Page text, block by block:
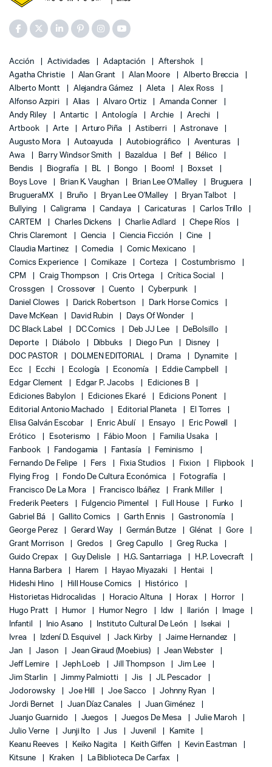
Acción Actividades Adaptación
Aftershok
Agatha Christie
Alan Grant Alan Moore
Alberto Breccia
Alberto Montt
Alejandra Gámez Aleta
Alex Ross
Alfonso Azpiri
Alias Alvaro Ortiz
Amanda Conner
Andy Riley
Antartic Antología Archie
Arechi
Artbook
Arte Arturo Piña Astiberri
Astronave
Augusto Mora
Autoayuda Autobiográfico
Aventuras
Awa
Barry Windsor Smith Bazaldua Bef
Bélico
Bendis
Biografía BL Bongo Boom!
Boxset
Boys Love
Brian K. Vaughan Brian Lee O'Malley
Bruguera
BrugueraMX
Bruño Bryan Lee O'Malley
Bryan Talbot
Bullying
Caligrama Candaya Caricaturas
Carlos Trillo
CARTEM
Charles Dickens Charlie Adlard
Chepe Ríos
Chris Claremont
Ciencia Ciencia Ficción
Cine
Claudia Martinez
Comedia
Comic Mexicano
Comics Experience
Comikaze Corteza
Costumbrismo
CPM
Craig Thompson Cris Ortega
Crítica Social
Crossgen
Crossover Cuento
Cyberpunk
Daniel Clowes
Darick Robertson
Dark Horse Comics
Dave McKean
David Rubin
Days Of Wonder
DC Black Label
DC Comics Deb JJ Lee
DeBolsillo
Deporte
Diábolo Dibbuks Diego Pun
Disney
DOC PASTOR
DOLMEN EDITORIAL Drama
Dynamite
Ecc
Ecchi Ecología Economía
Eddie Campbell
Edgar Clement
Edgar P. Jacobs
Ediciones B
Ediciones Babylon
Ediciones Ekaré
Edicions Ponent
Editorial Antonio Machado
Editorial Planeta
El Torres
Elisa Galván Escobar
Enric Abulí Ensayo
Eric Powell
Erótico
Esoterismo Fábio Moon
Familia Usaka
Fanbook
Fandogamia Fantasía
Feminismo
Fernando De Felipe
Fers Fixia Studios Fixion
Flipbook
Flying Frog
Fondo De Cultura Económica
Fotografía
Francisco De La Mora
Francisco Ibáñez
Frank Miller
Frederik Peeters
Fulgencio Pimentel Full House
Funko
Gabriel Bá
Gallito Comics Garth Ennis
Gastronomía
George Perez
Gerard Way Germán Butze Glénat
Gore
Grant Morrison
Gredos Greg Capullo
Greg Rucka
Guido Crepax
Guy Delisle H.G. Santarriaga
H.P. Lovecraft
Hanna Barbera
Harem Hayao Miyazaki
Hentai
Hideshi Hino
Hill House Comics
Histórico
Historietas Hidrocalidas
Horacio Altuna Horax
Horror
Hugo Pratt
Humor Humor Negro Idw Ilarión
Image
Infantil
Inio Asano Instituto Cultural De León
Isekai
Ivrea
Izdení D. Esquivel Jack Kirby
Jaime Hernandez
Jan
Jason Jean Giraud (Moebius)
Jean Webster
Jeff Lemire
Jeph Loeb Jill Thompson
Jim Lee
Jim Starlin
Jimmy Palmiotti Jis
JL Pescador
Jodorowsky
Joe Hill Joe Sacco
Johnny Ryan
Jordi Bernet
Juan Díaz Canales
Juan Giménez
Juanjo Guarnido
Juegos Juegos De Mesa
Julie Maroh
Julio Verne
Junji Ito Jus Juvenil
Kamite
Keanu Reeves
Keiko Nagita Keith Giffen
Kevin Eastman
Kitsune
Kraken
La Biblioteca De Carfax